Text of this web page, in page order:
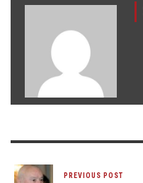
PREVIOUS POST